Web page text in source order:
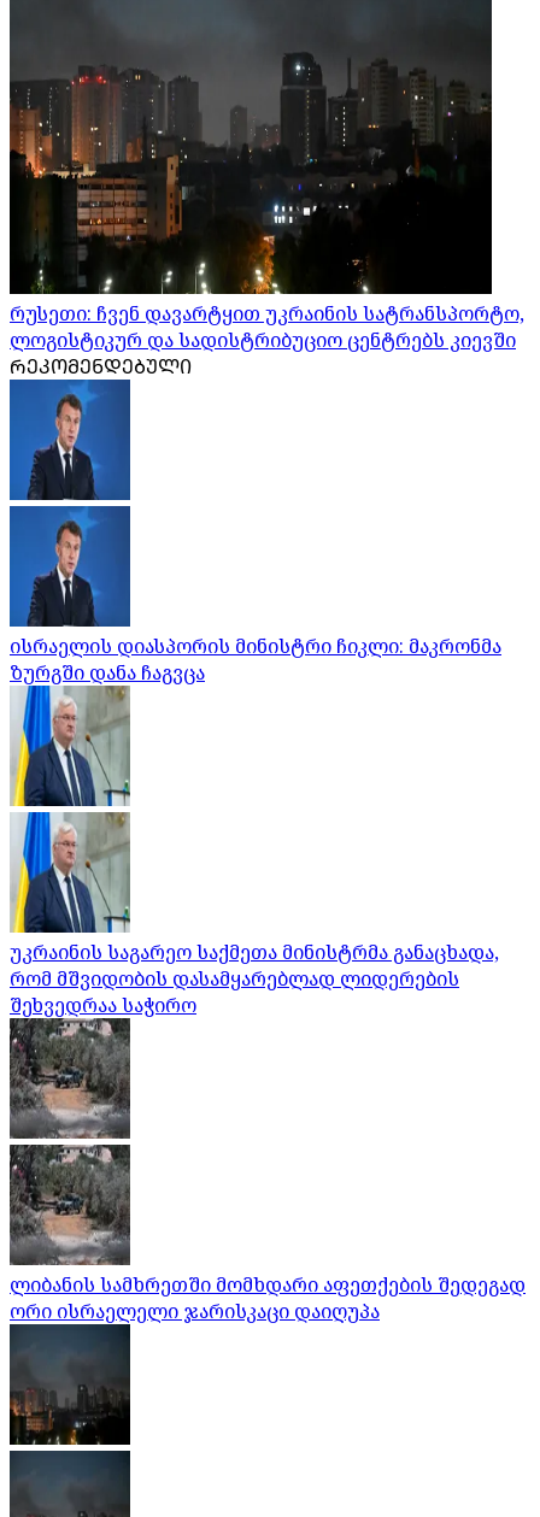
რუსეთი: ჩვენ დავარტყით უკრაინის სატრანსპორტო,
ლოგისტიკურ და სადისტრიბუციო ცენტრებს კიევში
ᲠᲔᲙᲝᲛᲔᲜᲓᲔᲑᲣᲚᲘ
ისრაელის დიასპორის მინისტრი ჩიკლი: მაკრონმა
ზურგში დანა ჩაგვცა
უკრაინის საგარეო საქმეთა მინისტრმა განაცხადა,
რომ მშვიდობის დასამყარებლად ლიდერების
შეხვედრაა საჭირო
ლიბანის სამხრეთში მომხდარი აფეთქების შედეგად
ორი ისრაელელი ჯარისკაცი დაიღუპა